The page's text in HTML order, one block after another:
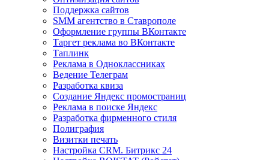
Поддержка сайтов
SMM агентство в Ставрополе
Оформление группы ВКонтакте
Таргет реклама во ВКонтакте
Таплинк
Реклама в Одноклассниках
Ведение Телеграм
Разработка квиза
Создание Яндекс промостраниц
Реклама в поиске Яндекс
Разработка фирменного стиля
Полиграфия
Визитки печать
Настройка CRM. Битрикс 24